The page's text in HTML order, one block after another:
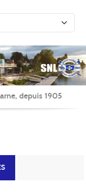
depuis 1905